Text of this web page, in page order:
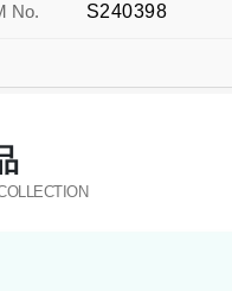
No. S240398